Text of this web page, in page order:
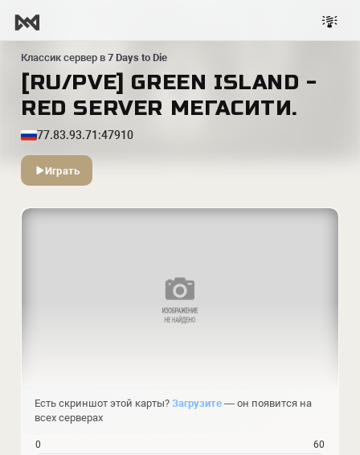
Классик сервер в 7 Days to Die
[RU/PVE] GREEN ISLAND -
RED SERVER МЕГАСИТИ.
77.83.93.71:47910
Играть
Есть скриншот этой карты? Загрузите — он появится на
всех серверах
0 60